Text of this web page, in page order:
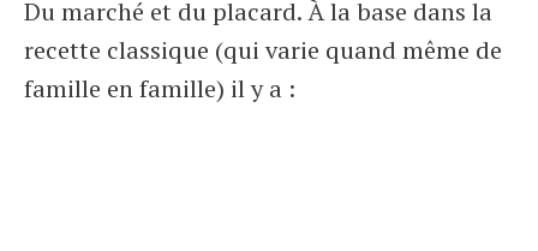
Du marché et du placard. À la base dans la
recette classique (qui varie quand même de
famille en famille) il y a :